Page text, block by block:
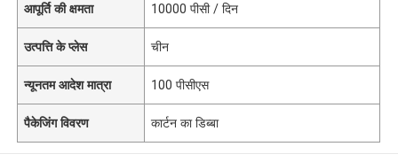
आपूर्ति की क्षमता 10000 पीसी / दिन
उत्पत्ति के प्लेस चीन
न्यूनतम आदेश मात्रा 100 पीसीएस
पैकेजिंग विवरण कार्टन का डिब्बा